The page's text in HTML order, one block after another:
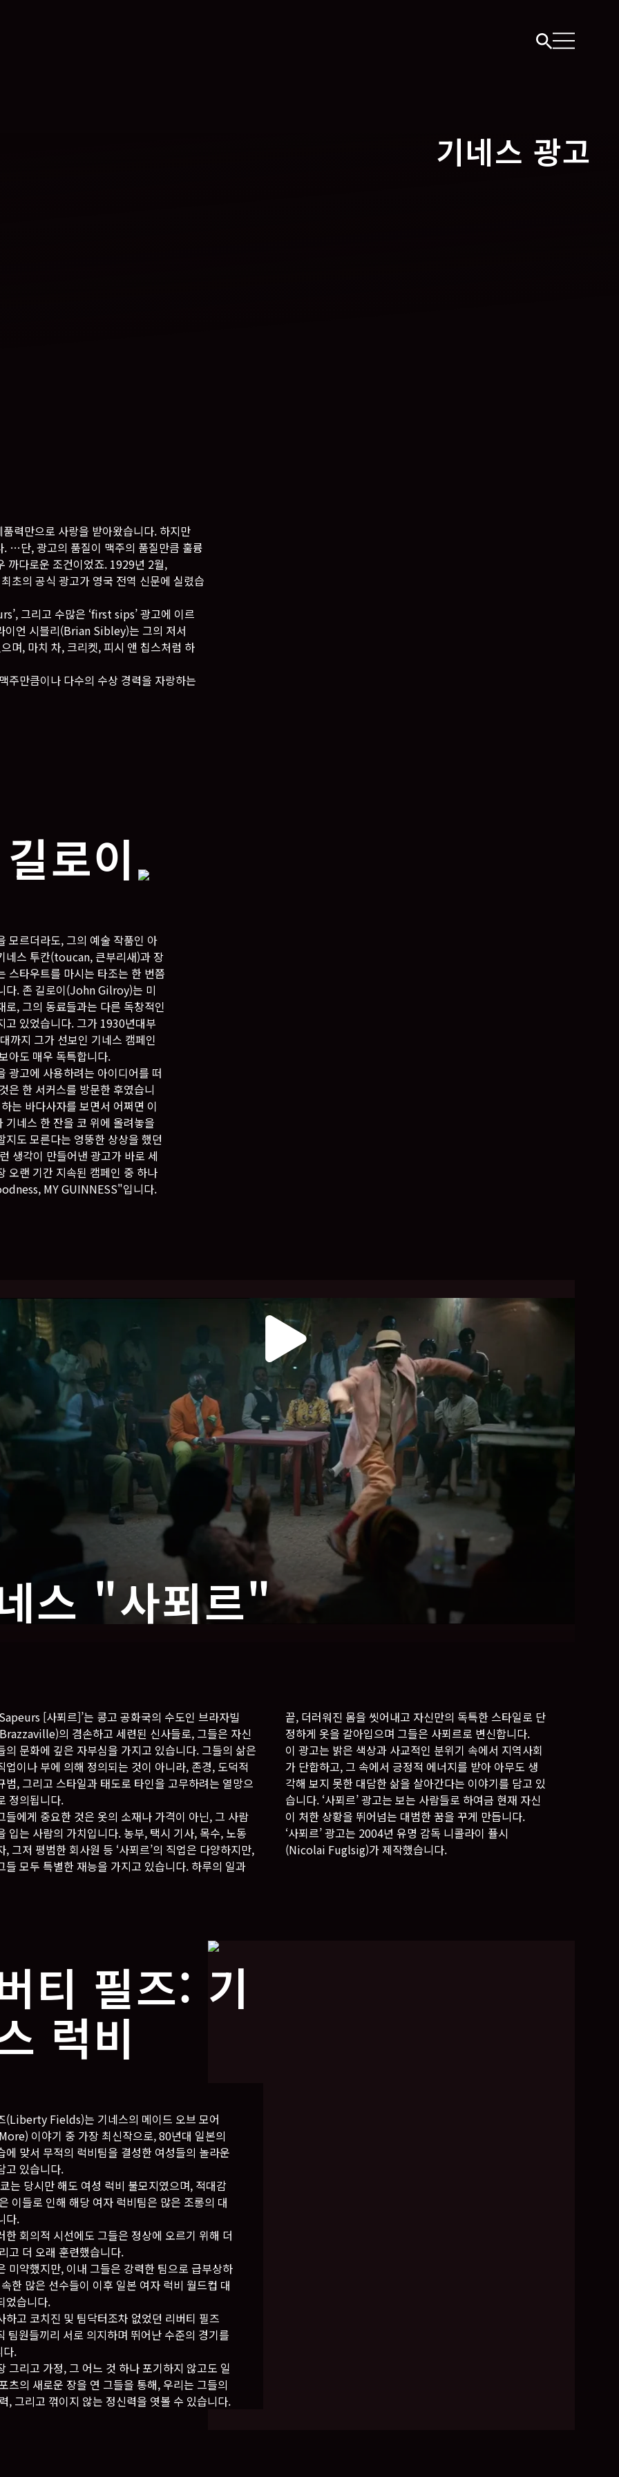
기네스 광고
력만으로 사랑을 받아왔습니다. 하지만
…단, 광고의 품질이 맥주의 품질만큼 훌륭
까다로운 조건이었죠. 1929년 2월,
초의 공식 광고가 영국 전역 신문에 실렸습
그리고 수많은 ‘first sips’ 광고에 이르
이언 시블리(Brian Sibley)는 그의 저서
며, 마치 차, 크리켓, 피시 앤 칩스처럼 하
주만큼이나 다수의 수상 경력을 자랑하는
로이
모르더라도, 그의 예술 작품인 아
네스 투칸(toucan, 큰부리새)과 장
스타우트를 마시는 타조는 한 번쯤
다. 존 길로이(John Gilroy)는 미
로, 그의 동료들과는 다른 독창적인
고 있었습니다. 그가 1930년대부
까지 그가 선보인 기네스 캠페인
아도 매우 독특합니다.
광고에 사용하려는 아이디어를 떠
은 한 서커스를 방문한 후였습니
는 바다사자를 보면서 어쩌면 이
기네스 한 잔을 코 위에 올려놓을
지도 모른다는 엉뚱한 상상을 했던
생각이 만들어낸 광고가 바로 세
오랜 기간 지속된 캠페인 중 하나
MY GUINNESS"입니다.
스 "사푀르"
[사푀르]’는 콩고 공화국의 수도인 브라자빌
의 겸손하고 세련된 신사들로, 그들은 자신
의 문화에 깊은 자부심을 가지고 있습니다. 그들의 삶은
업이나 부에 의해 정의되는 것이 아니라, 존경, 도덕적
범, 그리고 스타일과 태도로 타인을 고무하려는 열망으
정의됩니다.
들에게 중요한 것은 옷의 소재나 가격이 아닌, 그 사람
입는 사람의 가치입니다. 농부, 택시 기사, 목수, 노동
, 그저 평범한 회사원 등 ‘사푀르’의 직업은 다양하지만,
들 모두 특별한 재능을 가지고 있습니다. 하루의 일과
끝, 더러워진 몸을 씻어내고 자신만의 독특한 스타일로 단
정하게 옷을 갈아입으며 그들은 사푀르로 변신합니다.
이 광고는 밝은 색상과 사교적인 분위기 속에서 지역사회
가 단합하고, 그 속에서 긍정적 에너지를 받아 아무도 생
각해 보지 못한 대담한 삶을 살아간다는 이야기를 담고 있
습니다. ‘사푀르’ 광고는 보는 사람들로 하여금 현재 자신
이 처한 상황을 뛰어넘는 대범한 꿈을 꾸게 만듭니다.
‘사푀르’ 광고는 2004년 유명 감독 니콜라이 퓰시
(Nicolai Fuglsig)가 제작했습니다.
티 필즈: 기
럭비
(Liberty Fields)는 기네스의 메이드 오브 모어
이야기 중 가장 최신작으로, 80년대 일본의
에 맞서 무적의 럭비팀을 결성한 여성들의 놀라운
고 있습니다.
는 당시만 해도 여성 럭비 불모지였으며, 적대감
이들로 인해 해당 여자 럭비팀은 많은 조롱의 대
다.
한 회의적 시선에도 그들은 정상에 오르기 위해 더
고 더 오래 훈련했습니다.
미약했지만, 이내 그들은 강력한 팀으로 급부상하
한 많은 선수들이 이후 일본 여자 럭비 월드컵 대
었습니다.
하고 코치진 및 팀닥터조차 없었던 리버티 필즈
팀원들끼리 서로 의지하며 뛰어난 수준의 경기를
다.
그리고 가정, 그 어느 것 하나 포기하지 않고도 일
츠의 새로운 장을 연 그들을 통해, 우리는 그들의
, 그리고 꺾이지 않는 정신력을 엿볼 수 있습니다.